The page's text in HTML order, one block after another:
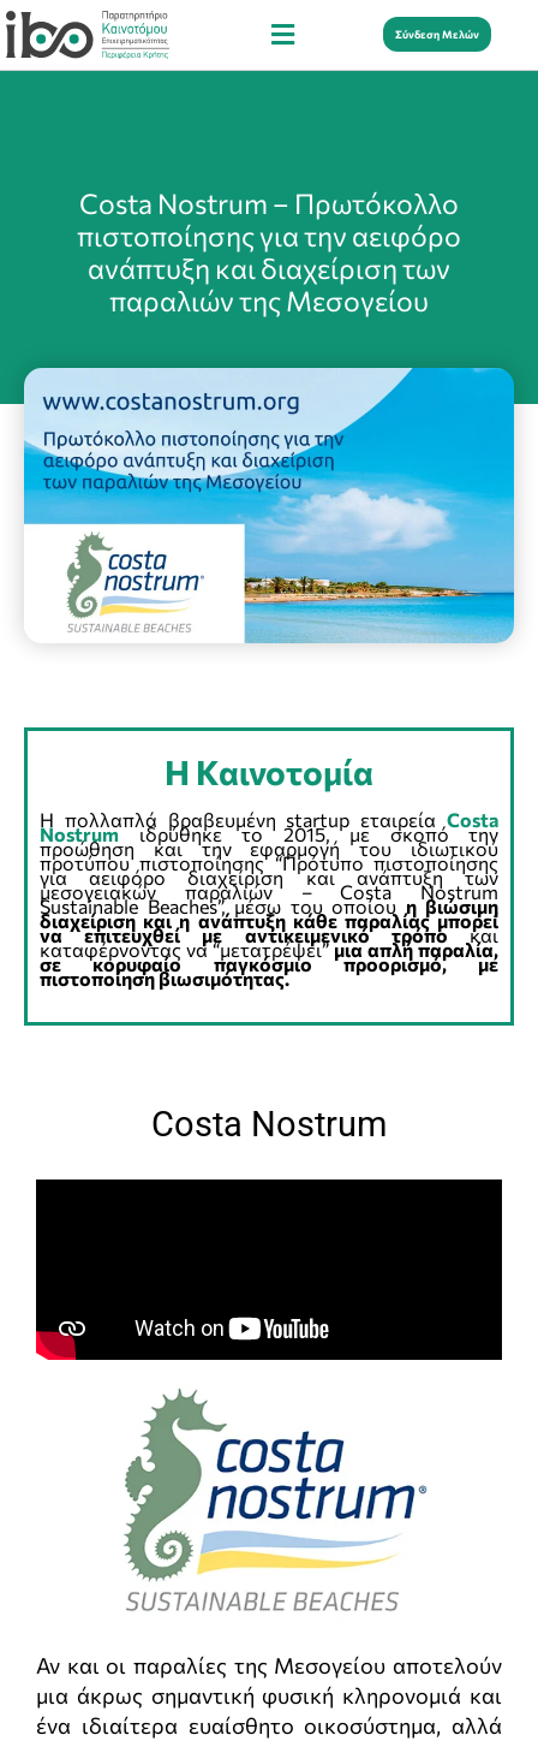
Σύνδεση Μελών
Costa Nostrum – Πρωτόκολλο
πιστοποίησης για την αειφόρο
ανάπτυξη και διαχείριση των
παραλιών της Μεσογείου
Η Καινοτομία
Η πολλαπλά βραβευμένη startup εταιρεία Costa
Nostrumιδρύθηκε το 2015, με σκοπό την
προώθηση και την εφαρμογή του ιδιωτικού
προτύπου πιστοποίησης “Πρότυπο πιστοποίησης
για αειφόρο διαχείριση και ανάπτυξη των
μεσογειακών παραλιών – Costa Nostrum
Sustainable Beaches”, μέσω του οποίου η βιώσιμη
διαχείριση και η ανάπτυξη κάθε παραλίας μπορεί
να επιτευχθεί με αντικειμενικό τρόποκαι
καταφέρνοντας να “μετατρέψει”μια απλή παραλία,
σε κορυφαίο παγκόσμιο προορισμό, με
πιστοποίηση βιωσιμότητας.
Costa Nostrum
Αν και οι παραλίες της Μεσογείου αποτελούν
μια άκρως σημαντική φυσική κληρονομιά και
ένα ιδιαίτερα ευαίσθητο οικοσύστημα, αλλά